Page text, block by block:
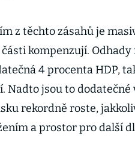
z těchto zásahů je
kompenzují.
4 procenta HDP,
Nadto jsou to
rekordně roste,
a prostor pro další